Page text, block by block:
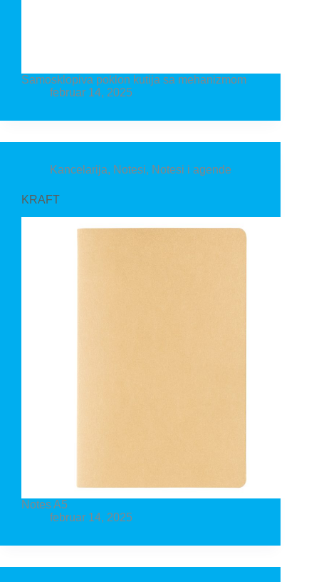
Samosklopiva poklon kutija sa mehanizmom
februar 14, 2025
Kancelarija, Notesi, Notesi i agende
KRAFT
Notes A5
februar 14, 2025